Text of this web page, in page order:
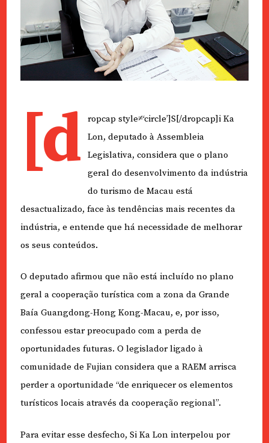
[d
ropcap style≠‘circle’]S[/dropcap]i Ka
Lon, deputado à Assembleia
Legislativa, considera que o plano
geral do desenvolvimento da indústria
do turismo de Macau está
desactualizado, face às tendências mais recentes da
indústria, e entende que há necessidade de melhorar
os seus conteúdos.
O deputado afirmou que não está incluído no plano
geral a cooperação turística com a zona da Grande
Baía Guangdong-Hong Kong-Macau, e, por isso,
confessou estar preocupado com a perda de
oportunidades futuras. O legislador ligado à
comunidade de Fujian considera que a RAEM arrisca
perder a oportunidade “de enriquecer os elementos
turísticos locais através da cooperação regional”.
Para evitar esse desfecho, Si Ka Lon interpelou por